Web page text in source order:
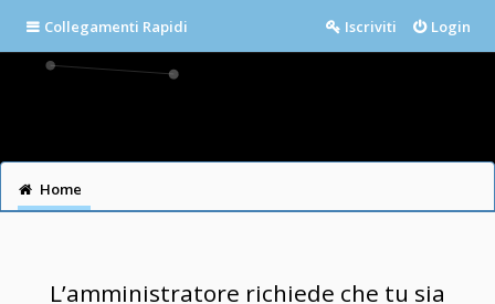
Collegamenti Rapidi Login
Iscriviti
Home
L’amministratore richiede che tu sia